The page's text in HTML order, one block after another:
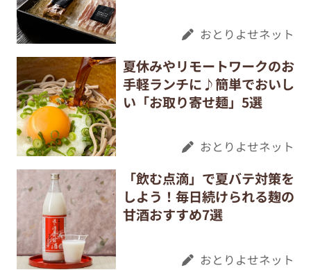
おとりよせネット
夏休みやリモートワークのお
手軽ランチに♪簡単でおいし
い「お取り寄せ麺」5選
おとりよせネット
「飲む点滴」で夏バテ対策を
しよう！毎日続けられる麹の
甘酒おすすめ7選
おとりよせネット